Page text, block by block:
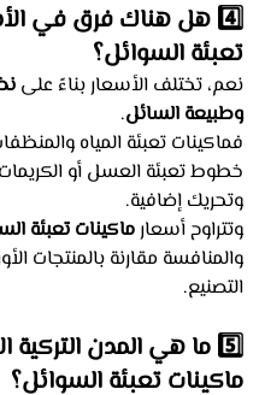
4️⃣ هل هناك فرق في
تعبئة السوائل؟
نعم، تختلف الأسعار بناءً على
وطبيعة السائل.
فماكينات تعبئة المياه
خطوط تعبئة العسل أو
وتحريك إضافية.
وتتراوح أسعار ماكينات تعبئة
والمنافسة مقارنة بالمنتجات
التصنيع.
5️⃣ ما هي المدن
ماكينات تعبئة السوائل؟